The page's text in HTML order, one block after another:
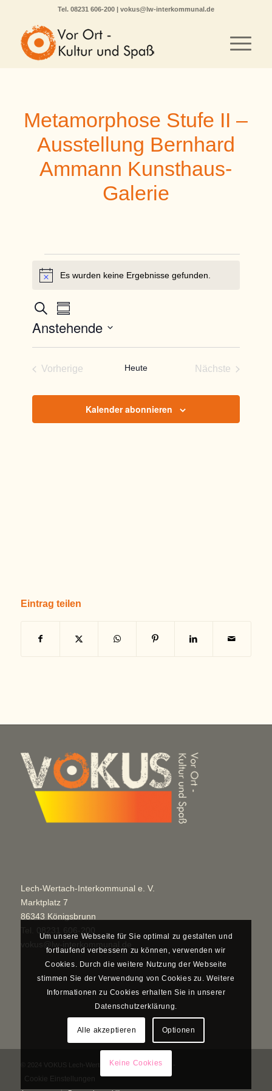
Tel. 08231 606-200 | vokus@lw-interkommunal.de
Metamorphose Stufe II –
Ausstellung Bernhard
Ammann Kunsthaus-
Galerie
Veranstaltungen
HinweisEs wurden keine Ergebnisse gefunden.
Veranstaltungen
Such-
SucheVeranstaltung
Ansichten-
Navigation
Zusammenfassung
Anstehende
Vorherige
Heute
Nächste
Kalender abonnieren
Eintrag teilen
Lech-Wertach-Interkommunal e. V.
Marktplatz 7
86343 Königsbrunn
© 2024 VOKUS Lech-Wertach-Interkommunal e. V. -
Cookie Einstellungen
Um unsere Webseite für Sie optimal zu gestalten und
fortlaufend verbessern zu können, verwenden wir
Cookies. Durch die weitere Nutzung der Webseite
stimmen Sie der Verwendung von Cookies zu. Weitere
Informationen zu Cookies erhalten Sie in unserer
Datenschutzerklärung.
Alle akzeptieren Optionen
Keine Cookies